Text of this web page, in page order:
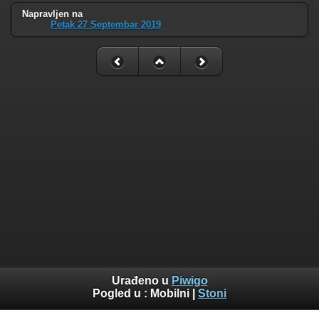
Napravljen na
Petak 27 Septembar 2019
Urađeno u Piwigo
Pogled u : Mobilni Stoni